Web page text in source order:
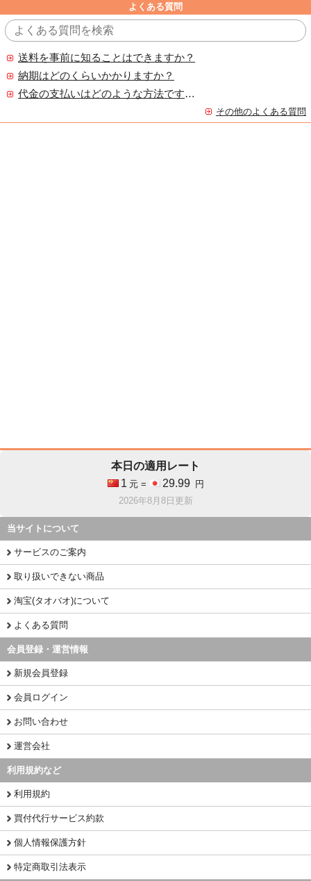
よくある質問
送料を事前に知ることはできますか？
納期はどのくらいかかりますか？
代金の支払いはどのような方法ですか？
その他のよくある質問
本日の適用レート
1 元 = 29.99
円
2026年8月8日更新
当サイトについて
サービスのご案内
取り扱いできない商品
淘宝(タオバオ)について
よくある質問
会員登録・運営情報
新規会員登録
会員ログイン
お問い合わせ
運営会社
利用規約など
利用規約
買付代行サービス約款
個人情報保護方針
特定商取引法表示